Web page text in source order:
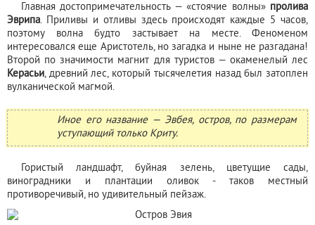
Главная достопримечательность — «стоячие волны» пролива
Эврипа. Приливы и отливы здесь происходят каждые 5 часов,
поэтому волна будто застывает на месте. Феноменом
интересовался еще Аристотель, но загадка и ныне не разгадана!
Второй по значимости магнит для туристов — окаменелый лес
Керасьи, древний лес, который тысячелетия назад был затоплен
вулканической магмой.
Иное его название — Эвбея, остров, по размерам
уступающий только Криту.
Гористый ландшафт, буйная зелень, цветущие сады,
виноградники и плантации оливок - таков местный
противоречивый, но удивительный пейзаж.